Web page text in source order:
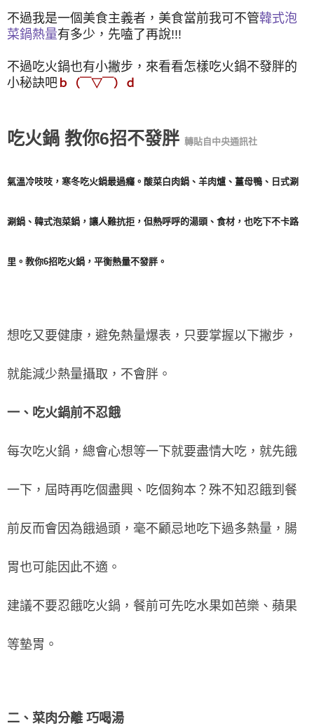
不過我是一個美食主義者，美食當前我可不管韓式泡
菜鍋熱量有多少，先嗑了再說!!!
不過吃火鍋也有小撇步，來看看怎樣吃火鍋不發胖的
小秘訣吧 ｂ（￣▽￣）ｄ
吃火鍋 教你6招不發胖 轉貼自中央通訊社
氣溫冷吱吱，寒冬吃火鍋最過癮。酸菜白肉鍋、羊肉爐、薑母鴨、日式涮
涮鍋、韓式泡菜鍋，讓人難抗拒，但熱呼呼的湯頭、食材，也吃下不卡路
里。教你6招吃火鍋，平衡熱量不發胖。
想吃又要健康，避免熱量爆表，只要掌握以下撇步，
就能減少熱量攝取，不會胖。
一、吃火鍋前不忍餓
每次吃火鍋，總會心想等一下就要盡情大吃，就先餓
一下，屆時再吃個盡興、吃個夠本？殊不知忍餓到餐
前反而會因為餓過頭，毫不顧忌地吃下過多熱量，腸
胃也可能因此不適。
建議不要忍餓吃火鍋，餐前可先吃水果如芭樂、蘋果
等墊胃。
二、菜肉分離 巧喝湯